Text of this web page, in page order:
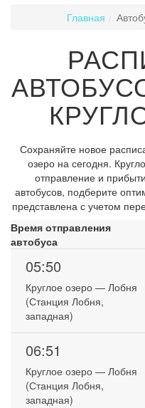
Главная
Сохраняйте новое
озеро на сегодня.
отправление и
автобусов, подберите
представлена с учетом
Время отправления
автобуса
05:50
Круглое озеро — Лобня
(Станция Лобня,
западная)
06:51
Круглое озеро — Лобня
(Станция Лобня,
западная)